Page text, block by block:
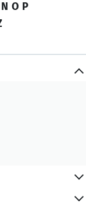
N O P